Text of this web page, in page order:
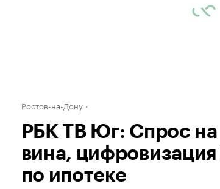
Ростов-на-Дону
РБК ТВ Юг: Спрос
вина,
по ипотеке